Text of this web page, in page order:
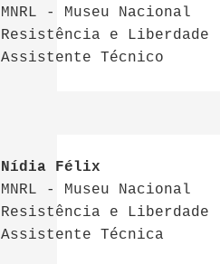
MNRL - Museu Nacional
Resistência e Liberdade |
Assistente Técnico
Nídia Félix
MNRL - Museu Nacional
Resistência e Liberdade |
Assistente Técnica